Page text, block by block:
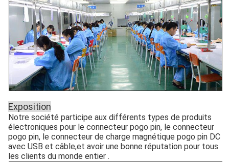
Exposition
Notre société participe aux différents types de produits
électroniques pour le connecteur pogo pin, le connecteur
pogo pin, le connecteur de charge magnétique pogo pin DC
avec USB et câble,et avoir une bonne réputation pour tous
les clients du monde entier .